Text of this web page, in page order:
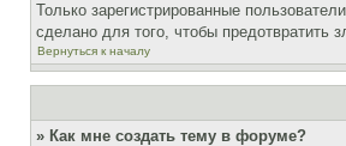
Только зарегистрированные
сделано для того, чтобы предотвратить
Вернуться к началу
» Как мне создать тему в форуме?